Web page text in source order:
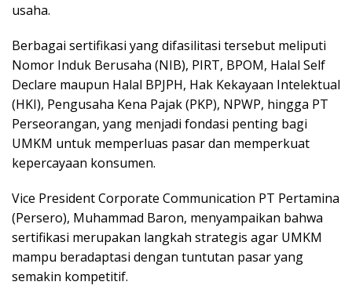
usaha.
Berbagai sertifikasi yang difasilitasi tersebut meliputi
Nomor Induk Berusaha (NIB), PIRT, BPOM, Halal Self
Declare maupun Halal BPJPH, Hak Kekayaan Intelektual
(HKI), Pengusaha Kena Pajak (PKP), NPWP, hingga PT
Perseorangan, yang menjadi fondasi penting bagi
UMKM untuk memperluas pasar dan memperkuat
kepercayaan konsumen.
Vice President Corporate Communication PT Pertamina
(Persero), Muhammad Baron, menyampaikan bahwa
sertifikasi merupakan langkah strategis agar UMKM
mampu beradaptasi dengan tuntutan pasar yang
semakin kompetitif.